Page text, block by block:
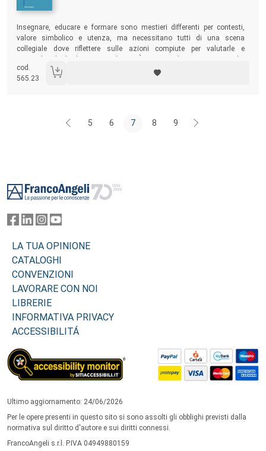
Insegnare, educare e formare sono mestieri differenti per contesti,
valore simbolico e utenza, ma necessitano tutti di una scena
collegiale dove riflettere sulle azioni compiute per valutarle e
restituisce professionalità alla dimensione operativa di insegnanti,
educatori e formatori, ma che apre anche alla costruzione di un
cod.
565.23
5 6 7 8 9
LA TUA OPINIONE
CATALOGHI
CONVENZIONI
LAVORARE CON NOI
LIBRERIE
INFORMATIVA PRIVACY
ACCESSIBILITÁ
Ultimo aggiornamento: 24/06/2026
Per le opere presenti in questo sito si sono assolti gli obblighi previsti dalla
normativa sul diritto d'autore e sui diritti connessi.
FrancoAngeli s.r.l. P.IVA 04949880159